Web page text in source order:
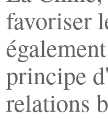
favoriser
principe
relations